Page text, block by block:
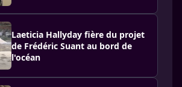
Laeticia Hallyday fière du projet
de Frédéric Suant au bord de
l'océan